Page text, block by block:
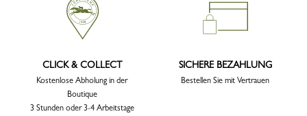
CLICK & COLLECT
Kostenlose Abholung in der
Boutique
3 Stunden oder 3-4 Arbeitstage
SICHERE BEZAHLUNG
Bestellen Sie mit Vertrauen